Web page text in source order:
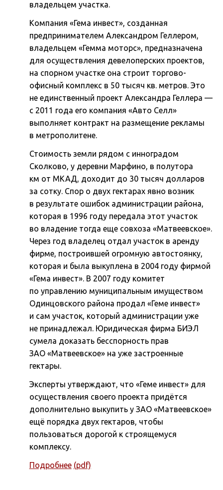
владельцем участка.
Компания «Гема инвест», созданная
предпринимателем Александром Геллером,
владельцем «Гемма моторс», предназначена
для осуществления девелоперских проектов,
на спорном участке она строит торгово-
офисный комплекс в 50 тысяч кв. метров. Это
не единственный проект Александра Геллера —
с 2011 года его компания «Авто Селл»
выполняет контракт на размещение рекламы
в метрополитене.
Стоимость земли рядом с инноградом
Сколково, у деревни Марфино, в полутора
км от МКАД, доходит до 30 тысяч долларов
за сотку. Спор о двух гектарах явно возник
в результате ошибок администрации района,
которая в 1996 году передала этот участок
во владение тогда еще совхоза «Матвеевское».
Через год владелец отдал участок в аренду
фирме, построившей огромную автостоянку,
которая и была выкуплена в 2004 году фирмой
«Гема инвест». В 2007 году комитет
по управлению муниципальным имуществом
Одинцовского района продал «Геме инвест»
и сам участок, который администрации уже
не принадлежал. Юридическая фирма БИЭЛ
сумела доказать бесспорность прав
ЗАО «Матвеевское» на уже застроенные
гектары.
Эксперты утверждают, что «Геме инвест» для
осуществления своего проекта придётся
дополнительно выкупить у ЗАО «Матвеевское»
ещё порядка двух гектаров, чтобы
пользоваться дорогой к строящемуся
комплексу.
Подробнее (pdf)